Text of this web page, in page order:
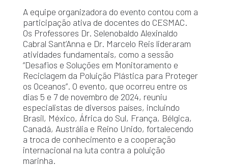
A equipe organizadora do evento contou com a
participação ativa de docentes do CESMAC.
Os Professores Dr. Selenobaldo Alexinaldo
Cabral Sant’Anna e Dr. Marcelo Reis lideraram
atividades fundamentais, como a sessão
“Desafios e Soluções em Monitoramento e
Reciclagem da Poluição Plástica para Proteger
os Oceanos”. O evento, que ocorreu entre os
dias 5 e 7 de novembro de 2024, reuniu
especialistas de diversos países, incluindo
Brasil, México, África do Sul, França, Bélgica,
Canadá, Austrália e Reino Unido, fortalecendo
a troca de conhecimento e a cooperação
internacional na luta contra a poluição
marinha.